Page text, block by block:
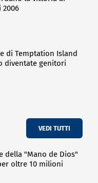
2006
di Temptation Island
diventate genitori
VEDI TUTTI
della "Mano de Dios"
oltre 10 milioni